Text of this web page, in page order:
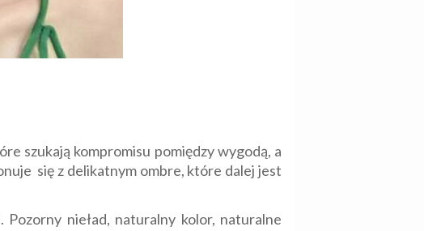
szukają kompromisu pomiędzy wygodą, a
się z delikatnym ombre, które dalej jest
nieład, naturalny kolor, naturalne